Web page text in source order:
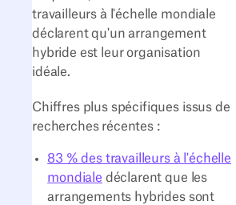
travailleurs à l'échelle mondiale
déclarent qu'un arrangement
hybride est leur organisation
idéale.
Chiffres plus spécifiques issus de
recherches récentes :
83 % des travailleurs à l'échelle
mondiale déclarent que les
arrangements hybrides sont